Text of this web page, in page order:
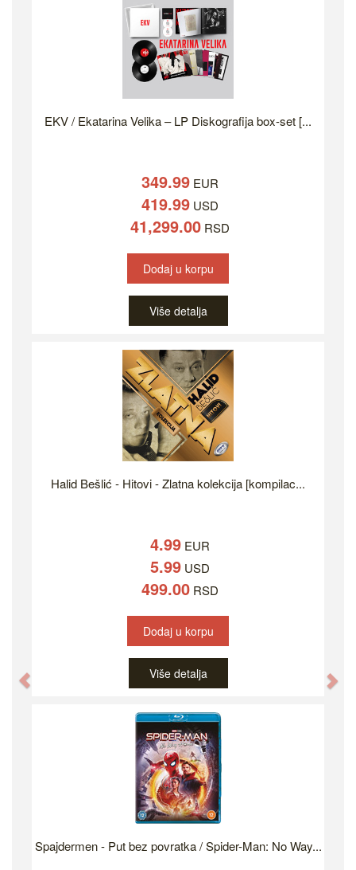
EKV / Ekatarina Velika – LP Diskografija box-set [...
349.99 EUR
419.99 USD
41,299.00 RSD
Dodaj u korpu
Više detalja
Halid Bešlić - Hitovi - Zlatna kolekcija [kompilac...
4.99 EUR
5.99 USD
499.00 RSD
Dodaj u korpu
Više detalja
Spajdermen - Put bez povratka / Spider-Man: No Way...